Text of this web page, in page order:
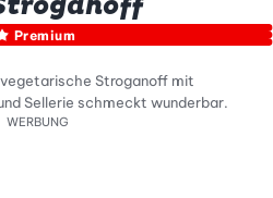
Premium
Stroganoff mit
Sellerie schmeckt wunderbar.
WERBUNG